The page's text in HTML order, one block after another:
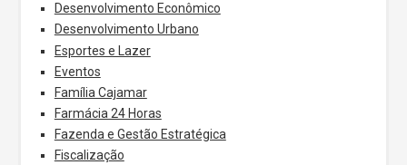
Desenvolvimento Econômico
Desenvolvimento Urbano
Esportes e Lazer
Eventos
Família Cajamar
Farmácia 24 Horas
Fazenda e Gestão Estratégica
Fiscalização